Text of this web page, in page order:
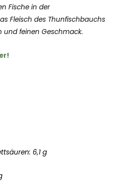
Fische in der
Fleisch des Thunfischbauchs
und feinen Geschmack.
6,1 g